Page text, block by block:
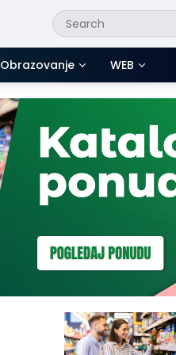
Obrazovanje WEB